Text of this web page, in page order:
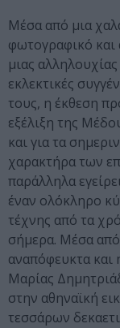
Μέσα από μια
φωτογραφικό και
μιας
εκλεκτικές
τους, η έκθεση
εξέλιξη της
και για τα
χαρακτήρα των
παράλληλα
έναν ολόκληρο
τέχνης από τα
σήμερα. Μέσα
αναπόφευκτα
Μαρίας
στην αθηναϊκή
τεσσάρων